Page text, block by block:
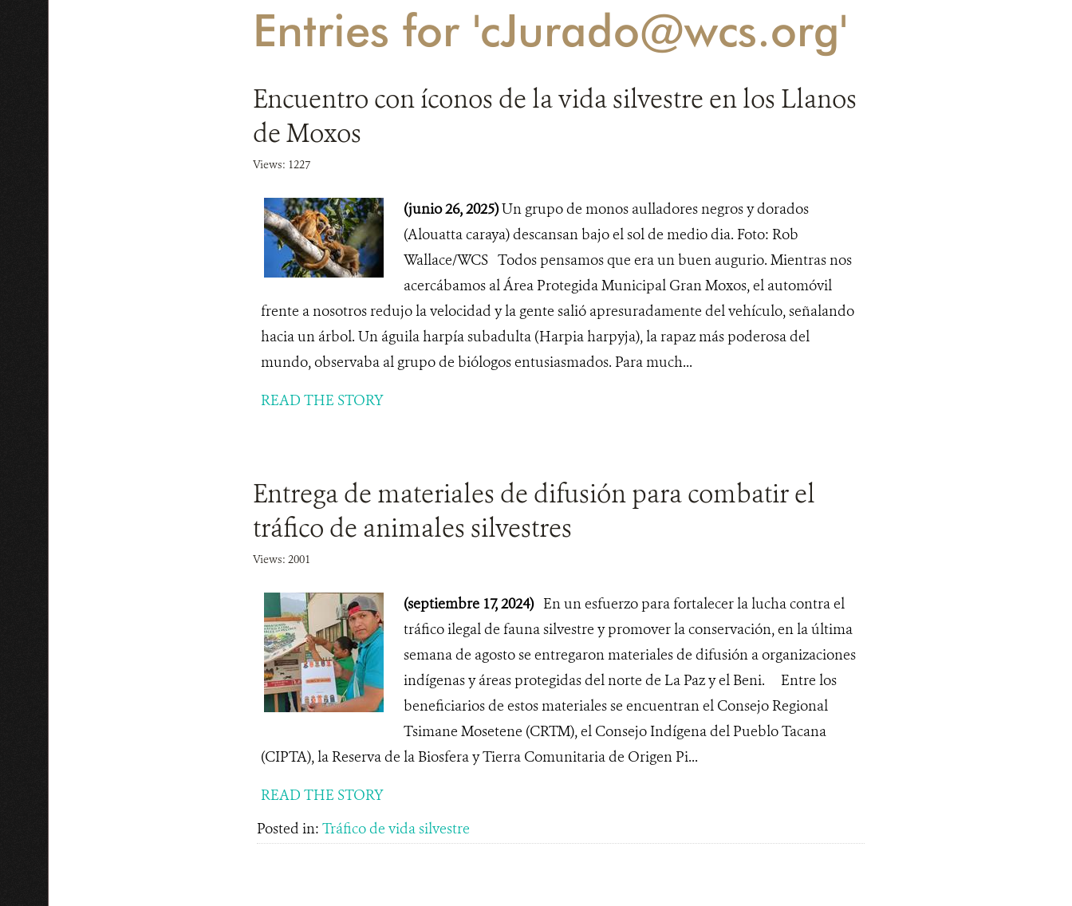
Entries for 'cJurado@wcs.org'
Encuentro con íconos de la vida silvestre en los Llanos
de Moxos
Views: 1227
(junio 26, 2025)Un grupo de monos aulladores negros y dorados
(Alouatta caraya) descansan bajo el sol de medio dia. Foto: Rob
Wallace/WCS Todos pensamos que era un buen augurio. Mientras nos
acercábamos al Área Protegida Municipal Gran Moxos, el automóvil
frente a nosotros redujo la velocidad y la gente salió apresuradamente del vehículo, señalando
hacia un árbol. Un águila harpía subadulta (Harpia harpyja), la rapaz más poderosa del
mundo, observaba al grupo de biólogos entusiasmados. Para much...
READ THE STORY
Entrega de materiales de difusión para combatir el
tráfico de animales silvestres
Views: 2001
(septiembre 17, 2024) En un esfuerzo para fortalecer la lucha contra el
tráfico ilegal de fauna silvestre y promover la conservación, en la última
semana de agosto se entregaron materiales de difusión a organizaciones
indígenas y áreas protegidas del norte de La Paz y el Beni. Entre los
beneficiarios de estos materiales se encuentran el Consejo Regional
Tsimane Mosetene (CRTM), el Consejo Indígena del Pueblo Tacana
(CIPTA), la Reserva de la Biosfera y Tierra Comunitaria de Origen Pi...
READ THE STORY
Posted in: Tráfico de vida silvestre